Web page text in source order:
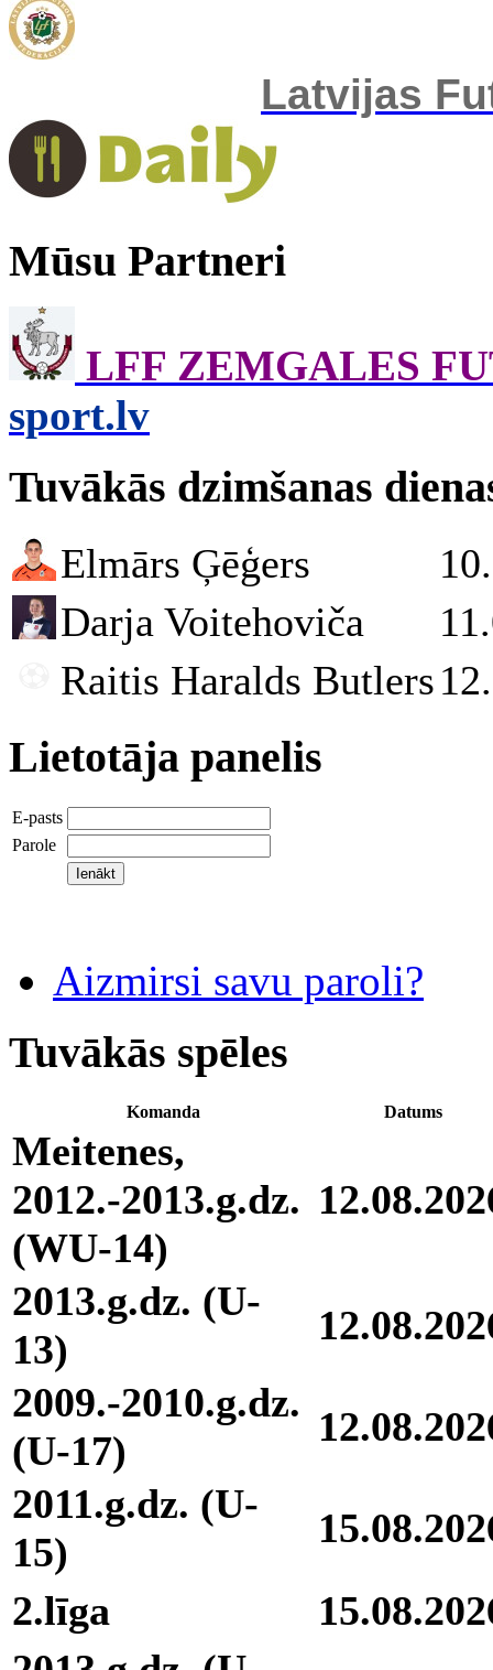
Latvijas
Mūsu Partneri
LFF ZEMGALES
sport.lv
Tuvākās dzimšanas
Elmārs Ģēģers
Darja Voitehoviča
Raitis Haralds Butlers
Lietotāja panelis
E-pasts
Parole
Aizmirsi savu paroli?
Tuvākās spēles
Komanda Datums
Meitenes,
2012.-2013.g.dz.
(WU-14)
2013.g.dz. (U-
13)
2009.-2010.g.dz.
(U-17)
2011.g.dz. (U-
15)
2.līga